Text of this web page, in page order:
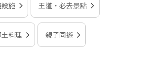
施 王道‧必去景點
料理 親子同遊